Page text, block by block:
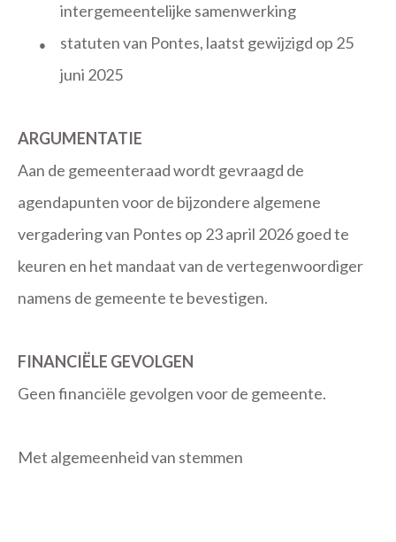
intergemeentelijke samenwerking
●
statuten van Pontes, laatst gewijzigd op 25
juni 2025
ARGUMENTATIE
Aan de gemeenteraad wordt gevraagd de
agendapunten voor de bijzondere algemene
vergadering van Pontes op 23 april 2026 goed te
keuren en het mandaat van de vertegenwoordiger
namens de gemeente te bevestigen.
FINANCIËLE GEVOLGEN
Geen financiële gevolgen voor de gemeente.
Met algemeenheid van stemmen